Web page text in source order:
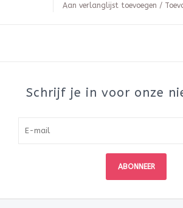
Aan verlanglijst toevoegen /
Schrijf je in voor onze
ABONNEER